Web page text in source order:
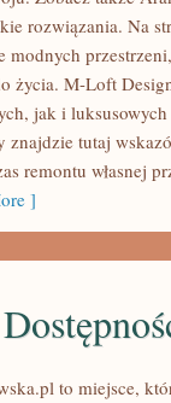
rozwiązania. Na
modnych
życia. M-Loft
jak i
znajdzie tutaj
remontu własnej
]
to miejsce,